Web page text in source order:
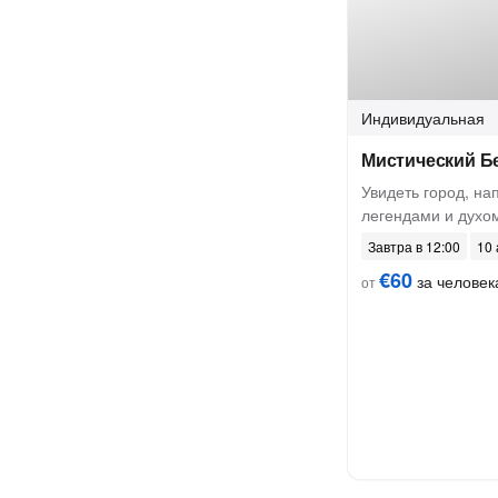
Индивидуальная
Мистический
Увидеть город,
легендами и
Завтра в 12:00
10
от€60 за